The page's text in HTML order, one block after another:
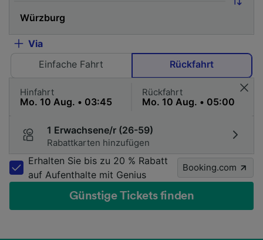
Via
Einfache Fahrt
Rückfahrt
Hinfahrt Rückfahrt
1 Erwachsene/r (26-59)
Rabattkarten hinzufügen
Erhalten Sie bis zu 20 % Rabatt
auf Aufenthalte mit Genius
Booking.com
Günstige Tickets finden